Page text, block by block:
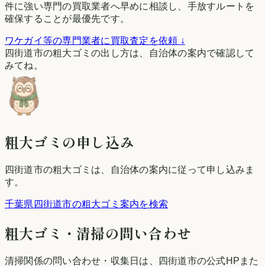
件に強い専門の買取業者へ早めに相談し、手放すルートを
確保することが最優先です。
ワケガイ等の専門業者に買取査定を依頼 ↓
四街道市の粗大ゴミの出し方は、自治体の案内で確認して
みてね。
粗大ゴミの申し込み
四街道市の粗大ゴミは、自治体の案内に従って申し込みま
す。
千葉県四街道市の粗大ゴミ案内を検索
粗大ゴミ・清掃の問い合わせ
清掃関係の問い合わせ・収集日は、 四街道市の公式HPまた